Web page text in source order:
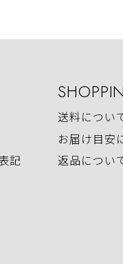
記
送料につい
お届け目安
返品につい